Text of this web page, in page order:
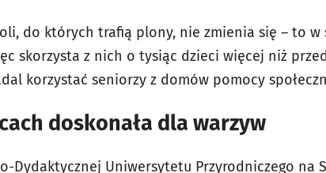
do których trafią plony, nie zmienia się – to w
skorzysta z nich o tysiąc dzieci więcej niż
korzystać seniorzy z domów pomocy
doskonała dla warzyw
Dydaktycznej Uniwersytetu Przyrodniczego na